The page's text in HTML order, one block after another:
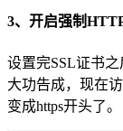
3、开启强制
设置完SSL证书
大功告成，现在
变成https开头了。